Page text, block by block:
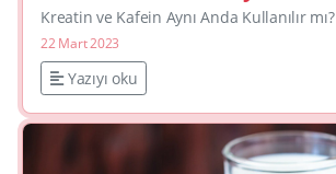
mı?
Kreatin ve Kafein Aynı Anda Kullanılır mı?
22 Mart 2023
Yazıyı oku